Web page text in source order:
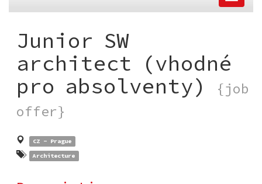
Junior SW
architect (vhodné
pro absolventy)
{job
offer}
CZ - Prague
Architecture